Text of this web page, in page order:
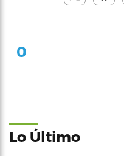
0
Lo Último